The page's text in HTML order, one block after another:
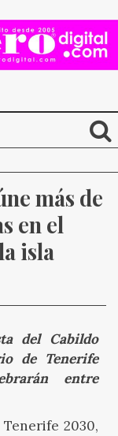
más de
en el
isla
del Cabildo
de Tenerife
entre
2030,